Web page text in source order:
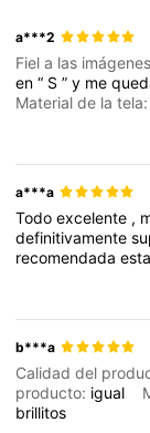
a***2
Fiel a las
en“ S”y me
Material de la tela:
a***a
Todoexcelente ,
definitivamente
recomendada
b***a
Calidad del
producto: igual
brillitos